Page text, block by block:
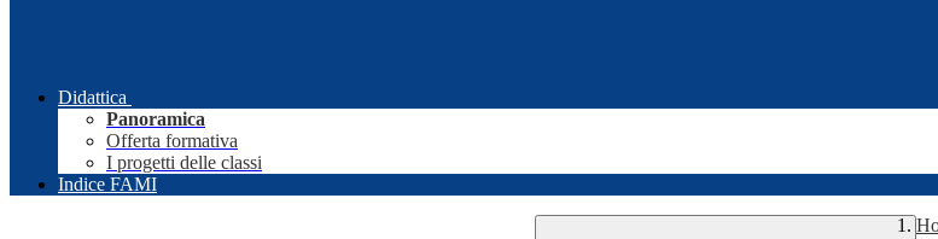
Didattica
Panoramica
Offerta formativa
I progetti delle classi
Indice FAMI